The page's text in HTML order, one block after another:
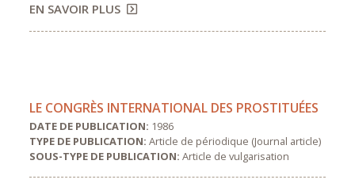
EN SAVOIR PLUS
LE CONGRÈS INTERNATIONAL DES PROSTITUÉES
DATE DE PUBLICATION: 1986
TYPE DE PUBLICATION:Article de périodique (Journal article)
SOUS-TYPE DE PUBLICATION:Article de vulgarisation